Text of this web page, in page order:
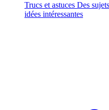
Trucs et astuces Des
idées intéressantes